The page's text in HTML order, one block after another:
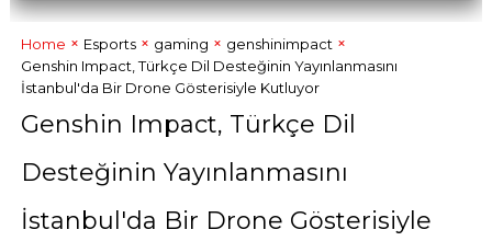
Home Esports gaming
genshinimpact
Genshin Impact, Türkçe Dil Desteğinin Yayınlanmasını
İstanbul'da Bir Drone Gösterisiyle Kutluyor
Genshin Impact, Türkçe Dil
Desteğinin Yayınlanmasını
İstanbul'da Bir Drone Gösterisiyle